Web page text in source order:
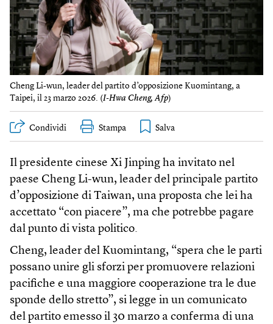
Cheng Li-wun, leader del partito d’opposizione Kuomintang, a
Taipei, il 23 marzo 2026. (I-Hwa Cheng, Afp)
Condividi Stampa
Il presidente cinese Xi Jinping ha invitato nel
paese Cheng Li-wun, leader del principale partito
d’opposizione di Taiwan, una proposta che lei ha
accettato “con piacere”, ma che potrebbe pagare
dal punto di vista politico.
Cheng, leader del Kuomintang, “spera che le parti
possano unire gli sforzi per promuovere relazioni
pacifiche e una maggiore cooperazione tra le due
sponde dello stretto”, si legge in un comunicato
del partito emesso il 30 marzo a conferma di una